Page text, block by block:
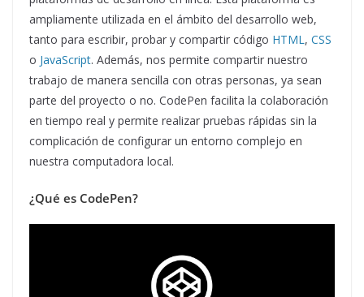
ampliamente utilizada en el ámbito del desarrollo web,
tanto para escribir, probar y compartir código HTML, CSS
o JavaScript. Además, nos permite compartir nuestro
trabajo de manera sencilla con otras personas, ya sean
parte del proyecto o no. CodePen facilita la colaboración
en tiempo real y permite realizar pruebas rápidas sin la
complicación de configurar un entorno complejo en
nuestra computadora local.
¿Qué es CodePen?